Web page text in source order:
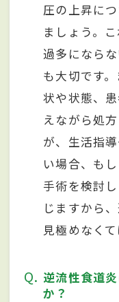
圧の上昇に
ましょう。
過多になら
も大切です
状や状態、
えながら処
が、生活指
い場合、も
手術を検討
じますから
見極めなくて
Q
逆流性食道
か？